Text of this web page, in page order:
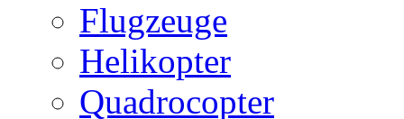
Flugzeuge
Helikopter
Quadrocopter